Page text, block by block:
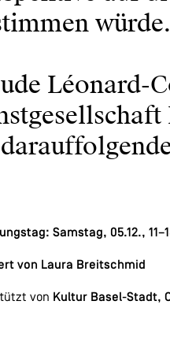
würde.
Léonard-
Samstag, 05.12.,
von Laura Breitschmid
von Kultur Basel-Stadt,